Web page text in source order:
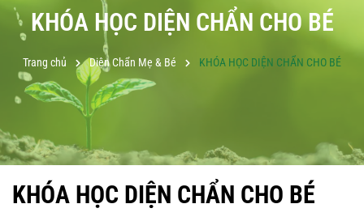
KHÓA HỌC DIỆN CHẨN CHO BÉ
Trang chủ Diện Chẩn Mẹ & Bé KHÓA HỌC DIỆN CHẨN CHO BÉ
KHÓA HỌC DIỆN CHẨN CHO BÉ